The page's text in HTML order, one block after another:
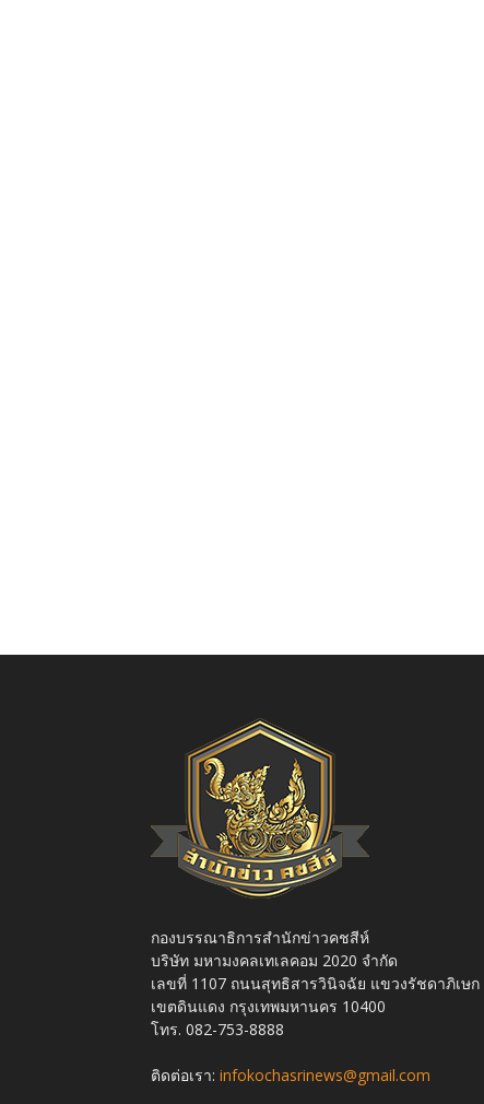
กองบรรณาธิการสำนักข่าวคชสีห์
บริษัท มหามงคลเทเลคอม 2020 จำกัด
เลขที่ 1107 ถนนสุทธิสารวินิจฉัย แขวงรัชดาภิเษก
เขตดินแดง กรุงเทพมหานคร 10400
โทร. 082-753-8888
ติดต่อเรา: infokochasrinews@gmail.com